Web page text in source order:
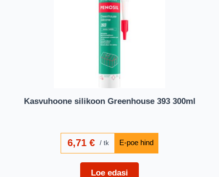
Kasvuhoone silikoon Greenhouse 393 300ml
6,71€ tk
Loe edasi